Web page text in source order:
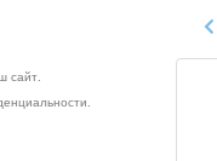
сайт.